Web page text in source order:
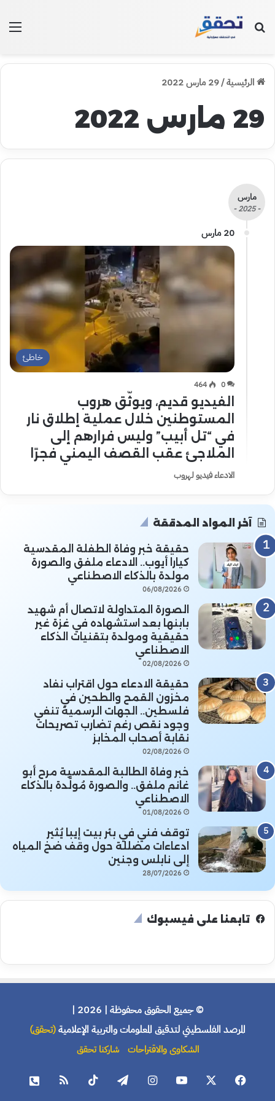
بحث عن
الرئيسية/29 مارس 2022
29 مارس 2022
مارس
- 2025 -
20 مارس
خاطئ
0
464
الفيديو قديم، ويوثّق هروب
المستوطنين خلال عملية إطلاق نار
في “تل أبيب” وليس فرارهم إلى
الملاجئ عقب القصف اليمني فجرًا
الادعاء فيديو لهروب
آخر المواد المدققة
حقيقة خبر وفاة الطفلة المقدسية
كيارا أيوب.. الادعاء ملفق والصورة
مولدة بالذكاء الاصطناعي
06/08/2026
الصورة المتداولة لاتصال أم شهيد
بابنها بعد استشهاده في غزة غير
حقيقية ومولدة بتقنيات الذكاء
الاصطناعي
02/08/2026
حقيقة الادعاء حول اقتراب نفاد
مخزون القمح والطحين في
فلسطين.. الجهات الرسمية تنفي
وجود نقص رغم تضارب تصريحات
نقابة أصحاب المخابز
02/08/2026
خبر وفاة الطالبة المقدسية مرح أبو
غانم ملفق.. والصورة مُولَّدة بالذكاء
الاصطناعي
01/08/2026
توقف فني في بئر بيت إيبا يُثير
ادعاءات مضللة حول وقف ضخ المياه
إلى نابلس وجنين
28/07/2026
تابعنا على فيسبوك
© جميع الحقوق محفوظة | 2026 |
المرصد الفلسطيني لتدقيق المعلومات والتربية الإعلامية(تحقق)
الشكاوى والاقتراحات شاركنا تحقق
فيسبوك يوتيوب انستقرام تيلقرام ‫TikTok ملخص